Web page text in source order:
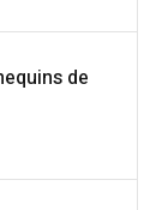
de